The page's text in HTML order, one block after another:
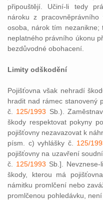
připouštějí. Učiní-li tedy
nároku z
osoba, nárok tím
neplatného právního úkonu
bezdůvodné obohacení.
Limity odškodění
Pojišťovna však nehradí
hradit nad rámec stanovený
č. 125/1993 Sb.).
škody respektovat pokyny
pojišťovny nezavazovat k
písm. c) vyhlášky č. 125/
pojišťovny na uzavření
č. 125/1993 Sb.].
škody, kterou má
námitku promlčení nebo
promlčenou pohledávku,